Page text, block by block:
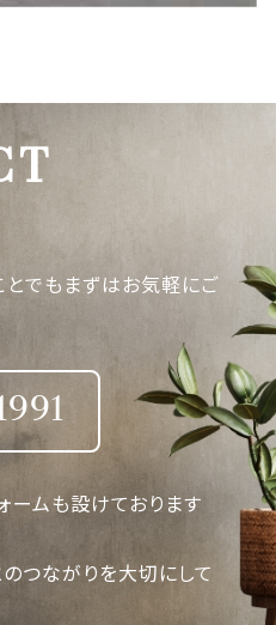
でもまずはお気軽にご
ームも設けております
つながりを大切にして